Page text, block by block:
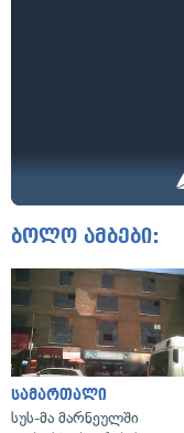
ბოლო ამბები:
სამართალი
სუს-მა მარნეულში